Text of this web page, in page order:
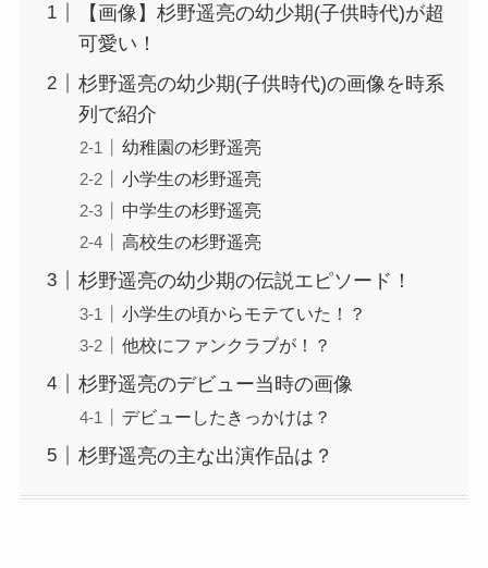
【画像】杉野遥亮の幼少期(子供時代)が超
可愛い！
杉野遥亮の幼少期(子供時代)の画像を時系
列で紹介
幼稚園の杉野遥亮
小学生の杉野遥亮
中学生の杉野遥亮
高校生の杉野遥亮
杉野遥亮の幼少期の伝説エピソード！
小学生の頃からモテていた！？
他校にファンクラブが！？
杉野遥亮のデビュー当時の画像
デビューしたきっかけは？
杉野遥亮の主な出演作品は？